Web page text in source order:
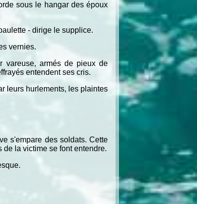
sous le hangar des époux
- dirige le supplice.
vernies.
vareuse, armés de pieux de
entendent ses cris.
leurs hurlements, les plaintes
s'empare des soldats. Cette
la victime se font entendre.